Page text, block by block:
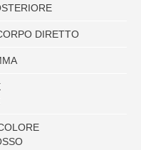
DIRETTO